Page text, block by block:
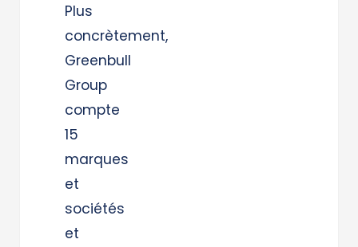
Plus
concrètement,
Greenbull
Group
compte
15
marques
et
sociétés
et